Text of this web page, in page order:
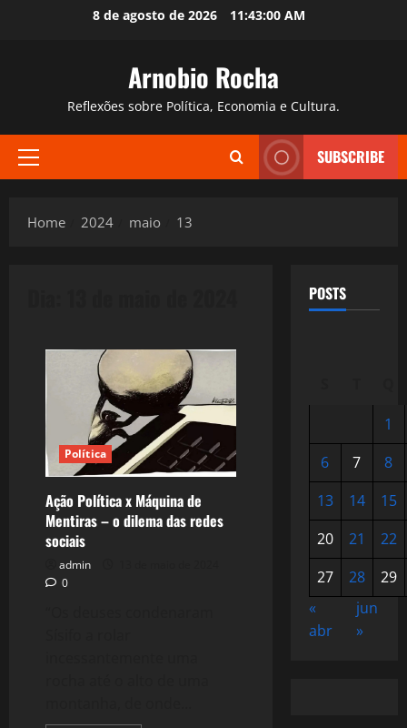
8 de agosto de 2026 11:43:01 AM
Arnobio Rocha
Reflexões sobre Política, Economia e Cultura.
Primary
SUBSCRIBE
Home 2024 maio 13
Política
Ação Política x Máquina de
Mentiras – o dilema das redes
sociais
admin
0
POSTS
1
6
7
8
13
14
15
20
21
22
27
28
29
«
abr
jun
»